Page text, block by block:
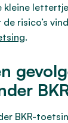
kleine
risico’s
.
BKR-